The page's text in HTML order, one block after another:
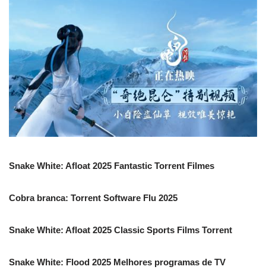
Snake White: Afloat 2025 Fantastic Torrent Filmes
Cobra branca: Torrent Software Flu 2025
Snake White: Afloat 2025 Classic Sports Films Torrent
Snake White: Flood 2025 Melhores programas de TV